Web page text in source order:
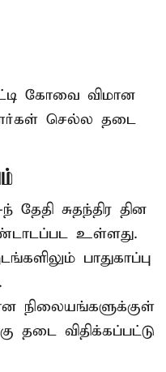
கோவை விமான
செல்ல தடை
தேதி சுதந்திர தின
உள்ளது.
பாதுகாப்பு
நிலையங்களுக்குள்
தடை விதிக்கப்பட்டு